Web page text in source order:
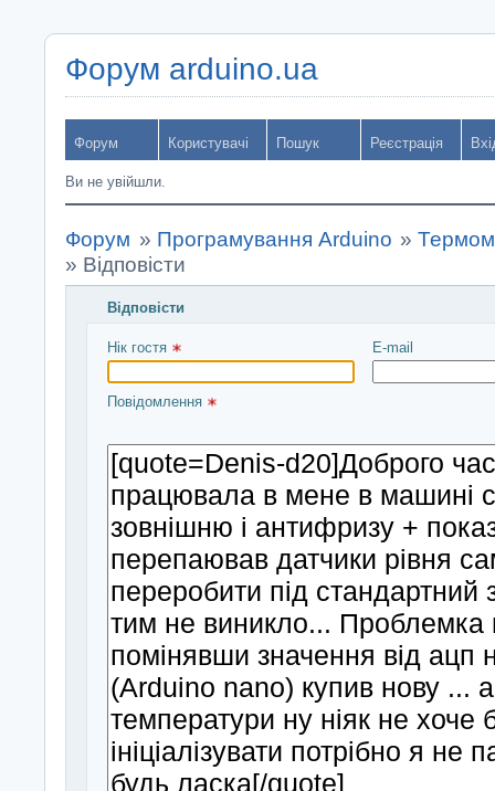
Форум arduino.ua
Форум Користувачі Пошук Реєстрація
Ви не увійшли.
Форум » Програмування Arduino »
» Відповісти
Відповісти
Введіть повідомлення і натисніть Надіслати
Нік гостя E-mail
Повідомлення